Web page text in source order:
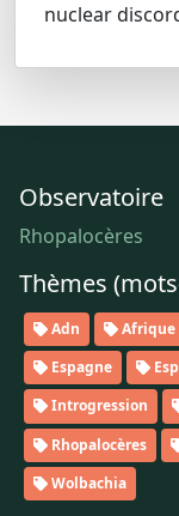
nuclear
Observatoire
Rhopalocères
Thèmes
Adn Afrique
Espagne
Introgression
Rhopalocères
Wolbachia